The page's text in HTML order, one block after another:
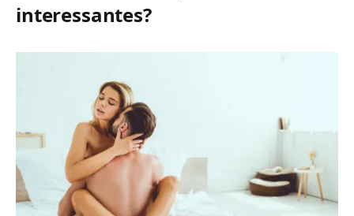
interessantes?